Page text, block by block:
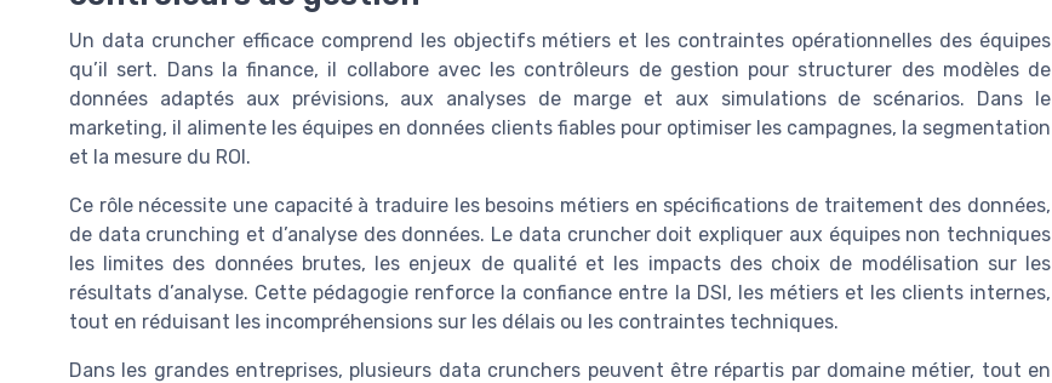
Un data cruncher efficace comprend les objectifs métiers et les contraintes opérationnelles des équipes
qu’il sert. Dans la finance, il collabore avec les contrôleurs de gestion pour structurer des modèles de
données adaptés aux prévisions, aux analyses de marge et aux simulations de scénarios. Dans le
marketing, il alimente les équipes en données clients fiables pour optimiser les campagnes, la segmentation
et la mesure du ROI.
Ce rôle nécessite une capacité à traduire les besoins métiers en spécifications de traitement des données,
de data crunching et d’analyse des données. Le data cruncher doit expliquer aux équipes non techniques
les limites des données brutes, les enjeux de qualité et les impacts des choix de modélisation sur les
résultats d’analyse. Cette pédagogie renforce la confiance entre la DSI, les métiers et les clients internes,
tout en réduisant les incompréhensions sur les délais ou les contraintes techniques.
Dans les grandes entreprises, plusieurs data crunchers peuvent être répartis par domaine métier, tout en